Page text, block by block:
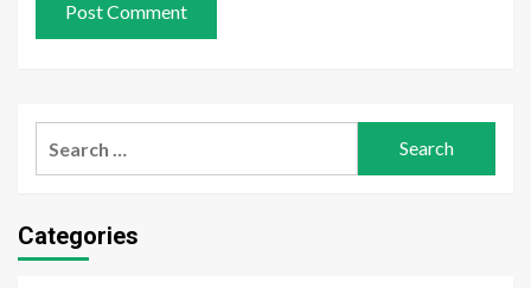
Categories